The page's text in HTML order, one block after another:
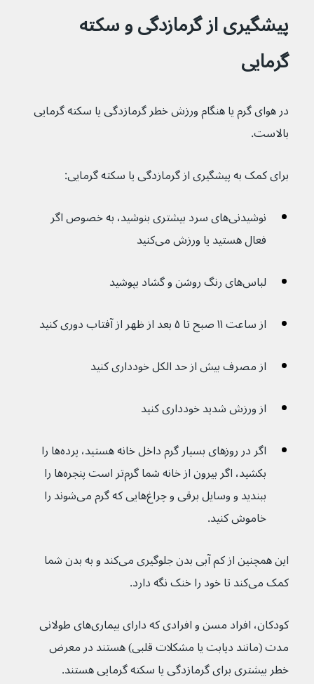
پیشگیری از گرمازدگی و سکته
گرمایی
در هوای گرم یا هنگام ورزش خطر گرمازدگی یا سکته گرمایی
بالاست.
برای کمک به پیشگیری از گرمازدگی یا سکته گرمایی:
نوشیدنی‌های سرد بیشتری بنوشید، به خصوص اگر
فعال هستید یا ورزش می‌کنید
لباس‌های رنگ روشن و گشاد بپوشید
از ساعت ۱۱ صبح تا ۵ بعد از ظهر از آفتاب دوری کنید
از مصرف بیش از حد الکل خودداری کنید
از ورزش شدید خودداری کنید
اگر در روزهای بسیار گرم داخل خانه هستید، پرده‌ها را
بکشید، اگر بیرون از خانه شما گرم‌تر است پنجره‌ها را
ببندید و وسایل برقی و چراغ‌هایی که گرم می‌شوند را
خاموش کنید.
این همچنین از کم آبی بدن جلوگیری می‌کند و به بدن شما
کمک می‌کند تا خود را خنک نگه دارد.
کودکان، افراد مسن و افرادی که دارای بیماری‌های طولانی
مدت (مانند دیابت یا مشکلات قلبی) هستند در معرض
خطر بیشتری برای گرمازدگی یا سکته گرمایی هستند.